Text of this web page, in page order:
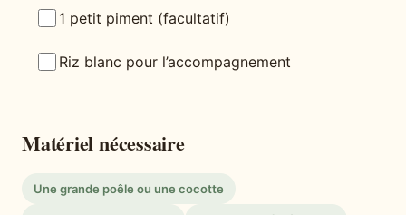
1 petit piment (facultatif)
Riz blanc pour l’accompagnement
Matériel nécessaire
Une grande poêle ou une cocotte